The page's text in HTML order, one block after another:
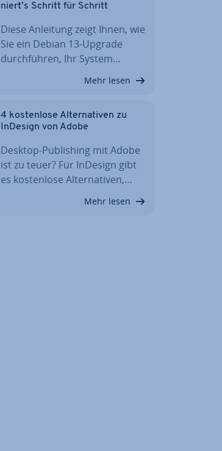
niert’s Schritt für Schritt
Diese Anleitung zeigt Ihnen, wie
Sie ein Debian 13-Upgrade
durch­füh­ren, Ihr System…
Mehr lesen
4 kos­ten­lo­se Al­ter­na­ti­ven zu
InDesign von Adobe
Desktop-Pu­bli­shing mit Adobe
ist zu teuer? Für InDesign gibt
es kos­ten­lo­se Al­ter­na­ti­ven,…
Mehr lesen